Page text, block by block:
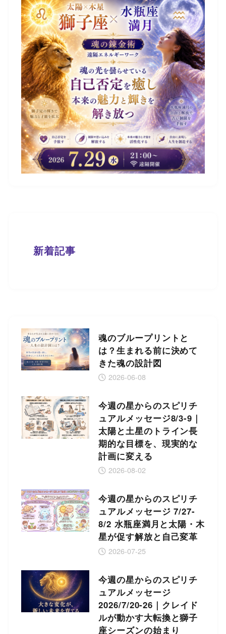
新着記事
魂のブループリントと
は？生まれる前に決めて
きた魂の設計図
2026-06-08
今週の星からのスピリチ
ュアルメッセージ8/3-9｜
太陽と土星のトライン長
期的な目標を、現実的な
計画に変える
2026-08-02
今週の星からのスピリチ
ュアルメッセージ 7/27-
8/2 水瓶座満月と太陽・木
星が促す解放と自己変革
2026-07-25
今週の星からのスピリチ
ュアルメッセージ
2026/7/20-26｜クレイド
ルが動かす大転換と獅子
座シーズンの始まり